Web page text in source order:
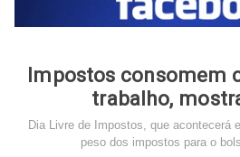
Impostos consomem
trabalho,
Dia Livre de Impostos, que acontecerá
peso dos impostos para o